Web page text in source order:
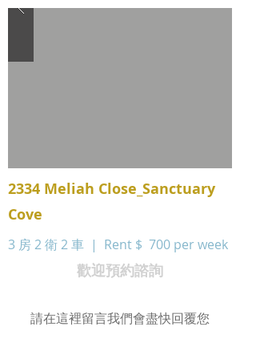
2334 Meliah Close_Sanctuary
Cove
3 房 2 衛 2 車 | Rent $ 700 per week
歡迎預約諮詢
請在這裡留言我們會盡快回覆您